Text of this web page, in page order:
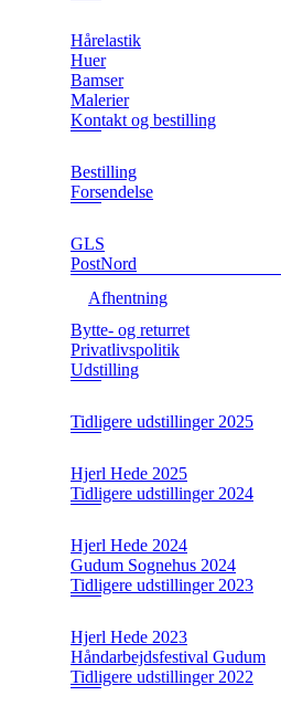
Hårelastik
Huer
Bamser
Malerier
Kontakt og bestilling
Bestilling
Forsendelse
GLS
PostNord
Afhentning
Bytte- og returret
Privatlivspolitik
Udstilling
Tidligere udstillinger 2025
Hjerl Hede 2025
Tidligere udstillinger 2024
Hjerl Hede 2024
Gudum Sognehus 2024
Tidligere udstillinger 2023
Hjerl Hede 2023
Håndarbejdsfestival Gudum
Tidligere udstillinger 2022